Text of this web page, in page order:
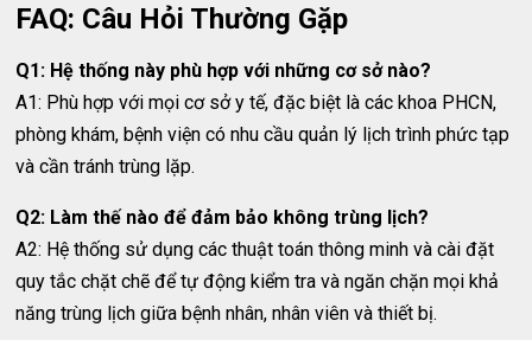
FAQ: Câu Hỏi Thường Gặp
Q1: Hệ thống này phù hợp với những cơ sở nào?
A1: Phù hợp với mọi cơ sở y tế, đặc biệt là các khoa PHCN,
phòng khám, bệnh viện có nhu cầu quản lý lịch trình phức tạp
và cần tránh trùng lặp.
Q2: Làm thế nào để đảm bảo không trùng lịch?
A2: Hệ thống sử dụng các thuật toán thông minh và cài đặt
quy tắc chặt chẽ để tự động kiểm tra và ngăn chặn mọi khả
năng trùng lịch giữa bệnh nhân, nhân viên và thiết bị.